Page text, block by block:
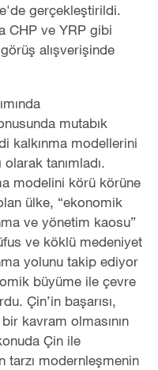
gerçekleştirildi.
CHP ve YRP gibi
alışverişinde
mutabık
kalkınma modellerini
tanımladı.
modelini körü körüne
ülke, “ekonomik
ve yönetim kaosu”
ve köklü medeniyet
yolunu takip ediyor
büyüme ile çevre
Çin’in başarısı,
kavram olmasının
Çin ile
tarzı modernleşmenin